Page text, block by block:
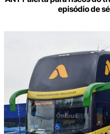
episódio de